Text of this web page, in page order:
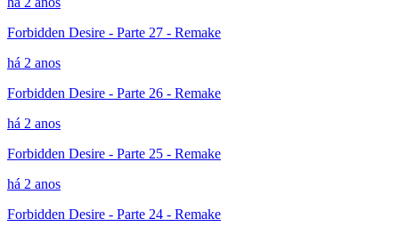
Forbidden Desire - Parte 27 - Remake
há 2 anos
Forbidden Desire - Parte 26 - Remake
há 2 anos
Forbidden Desire - Parte 25 - Remake
há 2 anos
Forbidden Desire - Parte 24 - Remake